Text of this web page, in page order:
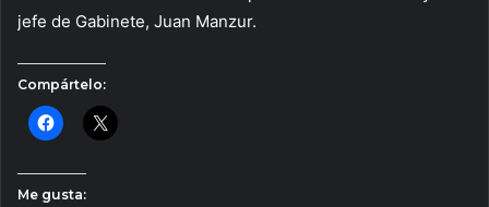
jefe de Gabinete, Juan Manzur.
Compártelo:
Me gusta: